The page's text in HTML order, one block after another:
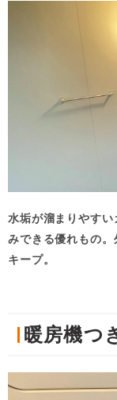
水垢が溜まりやす
みできる優れもの
キープ。
暖房機つ